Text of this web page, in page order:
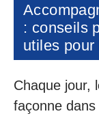
: conseils
utiles
Chaque jour,
façonne